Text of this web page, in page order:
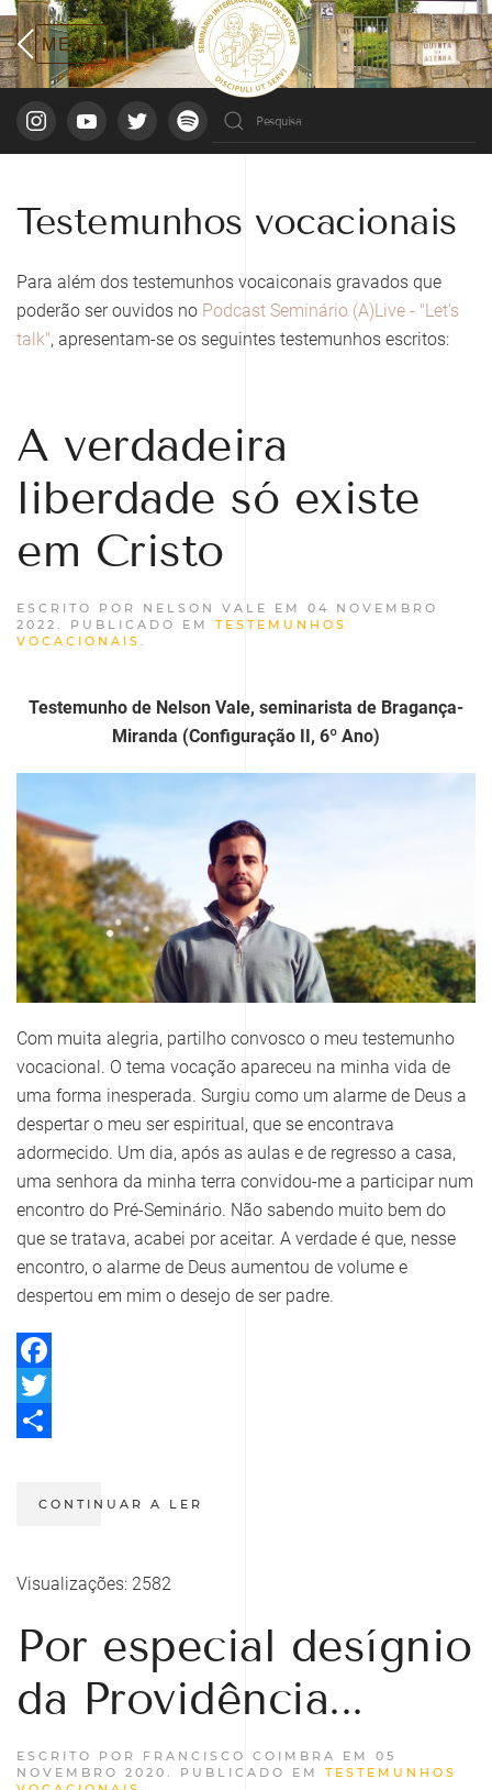
Testemunhos vocacionais
Para além dos testemunhos vocaiconais gravados que
poderão ser ouvidos no Podcast Seminário (A)Live - "Let's
talk", apresentam-se os seguintes testemunhos escritos:
A verdadeira
liberdade só existe
em Cristo
ESCRITO POR NELSON VALE EM 04 NOVEMBRO
2022 . PUBLICADO EM TESTEMUNHOS
VOCACIONAIS .
Testemunho de Nelson Vale, seminarista de Bragança-
Miranda (Configuração II, 6º Ano)
Com muita alegria, partilho convosco o meu testemunho
vocacional. O tema vocação apareceu na minha vida de
uma forma inesperada. Surgiu como um alarme de Deus a
despertar o meu ser espiritual, que se encontrava
adormecido. Um dia, após as aulas e de regresso a casa,
uma senhora da minha terra convidou-me a participar num
encontro do Pré-Seminário. Não sabendo muito bem do
que se tratava, acabei por aceitar. A verdade é que, nesse
encontro, o alarme de Deus aumentou de volume e
despertou em mim o desejo de ser padre.
Facebook
Twitter
CONTINUAR A LER
Visualizações: 2582
Por especial desígnio
da Providência...
ESCRITO POR FRANCISCO COIMBRA EM 05
NOVEMBRO 2020 . PUBLICADO EM TESTEMUNHOS